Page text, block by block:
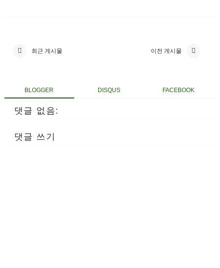
최근 게시물 이전 게시물
BLOGGER DISQUS FACEBOOK
댓글 없음:
댓글 쓰기